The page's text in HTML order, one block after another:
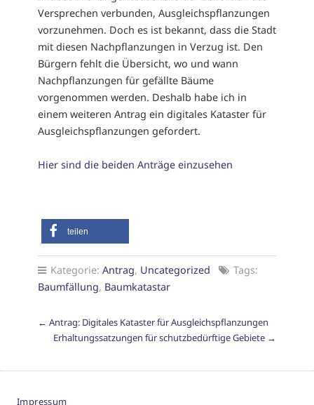
Versprechen verbunden, Ausgleichspflanzungen
vorzunehmen. Doch es ist bekannt, dass die Stadt
mit diesen Nachpflanzungen in Verzug ist. Den
Bürgern fehlt die Übersicht, wo und wann
Nachpflanzungen für gefällte Bäume
vorgenommen werden. Deshalb habe ich in
einem weiteren Antrag ein digitales Kataster für
Ausgleichspflanzungen gefordert.
Hier sind die beiden Anträge einzusehen
teilen
Kategorie: Antrag, Uncategorized
Tags:
Baumfällung, Baumkatastar
← Antrag: Digitales Kataster für Ausgleichspflanzungen
Erhaltungssatzungen für schutzbedürftige Gebiete →
Impressum